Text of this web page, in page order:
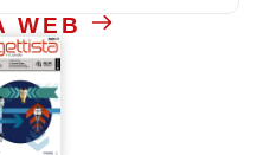
WEB